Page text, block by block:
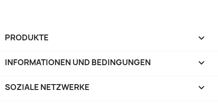
PRODUKTE 
INFORMATIONEN UND BEDINGUNGEN 
SOZIALE NETZWERKE 